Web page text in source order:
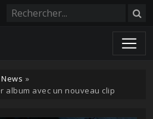
News »
album avec un nouveau clip